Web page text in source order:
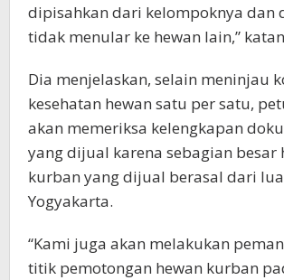
dipisahkan dari kelompoknya dan
tidak menular ke hewan lain,”
Dia menjelaskan, selain meninjau
kesehatan hewan satu per satu,
akan memeriksa kelengkapan
yang dijual karena sebagian besar
kurban yang dijual berasal dari
Yogyakarta.
“Kami juga akan melakukan
titik pemotongan hewan kurban